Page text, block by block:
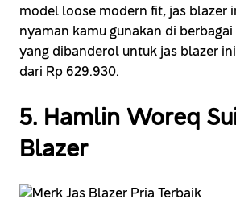
model loose modern fit, jas blazer
nyaman kamu gunakan di berbagai
yang dibanderol untuk jas blazer
dari Rp 629.930.
5. Hamlin Woreq
Blazer